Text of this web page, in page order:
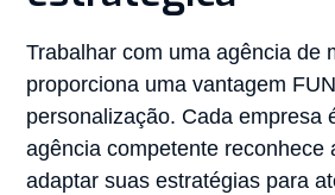
Trabalhar com uma agência de
proporciona uma vantagem
personalização. Cada empresa
agência competente reconhece
adaptar suas estratégias para